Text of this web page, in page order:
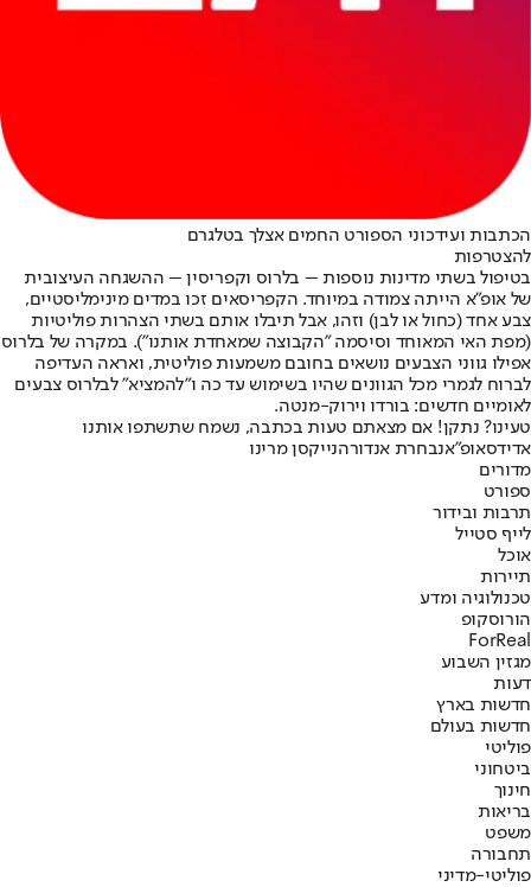
הכתבות ועידכוני הספורט החמים אצלך בטלגרם
להצטרפות
בטיפול בשתי מדינות נוספות – בלרוס וקפריסין – ההשגחה העיצובית
של אופ"א הייתה צמודה במיוחד. הקפריסאים זכו במדים מינימליסטיים,
צבע אחד (כחול או לבן) וזהו, אבל תיבלו אותם בשתי הצהרות פוליטיות
(מפת האי המאוחד וסיסמה "הקבוצה שמאחדת אותנו"). במקרה של בלרוס
אפילו גווני הצבעים נושאים בחובם משמעות פוליטית, ואראה העדיפה
לברוח לגמרי מכל הגוונים שהיו בשימוש עד כה ו"להמציא" לבלרוס צבעים
לאומיים חדשים: בורדו וירוק-מנטה.
טעינו? נתקן! אם מצאתם טעות בכתבה, נשמח שתשתפו אותנו
אדידסאופ"אנבחרת אנדורהנייקסן מרינו
מדורים
ספורט
תרבות ובידור
לייף סטייל
אוכל
תיירות
טכנולוגיה ומדע
הורוסקופ
ForReal
מגזין השבוע
דעות
חדשות בארץ
חדשות בעולם
פוליטי
ביטחוני
חינוך
בריאות
משפט
תחבורה
פוליטי-מדיני